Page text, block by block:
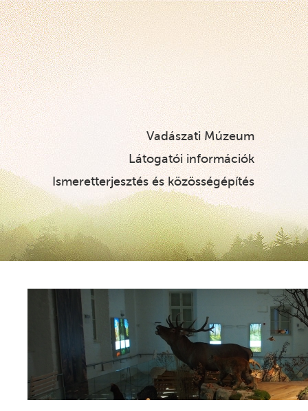
Vadászati Múzeum
Látogatói információk
Ismeretterjesztés és közösségépítés